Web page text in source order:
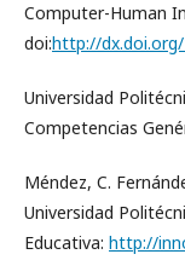
Computer-Human
doi:http://
Universidad
Competencias
Méndez, C.
Universidad
Educativa: http://